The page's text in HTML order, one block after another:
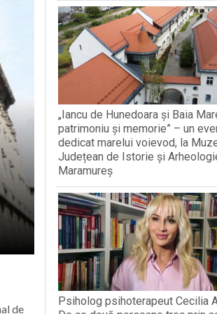
Training 2026
la Sighetu Marmației
din zona Metro
de
„Iancu de Hunedoara și Baia
patrimoniu și memorie” – un
dedicat marelui voievod, la
Județean de Istorie și
Maramureș
Psiholog psihoterapeut Cecilia